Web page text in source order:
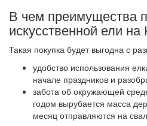
В чем преимущества
искусственной ели
Такая покупка будет выгодна с
удобство использования
начале праздников и
забота об окружающей
годом вырубается масса
месяц отправляются на